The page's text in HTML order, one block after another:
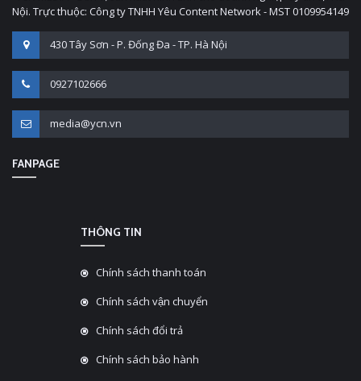
Nội. Trực thuộc: Công ty TNHH Yêu Content Network - MST 0109954149
430 Tây Sơn - P. Đống Đa - TP. Hà Nội
0927102666
media@ycn.vn
FANPAGE
THÔNG TIN
Chính sách thanh toán
Chính sách vận chuyển
Chính sách đổi trả
Chính sách bảo hành